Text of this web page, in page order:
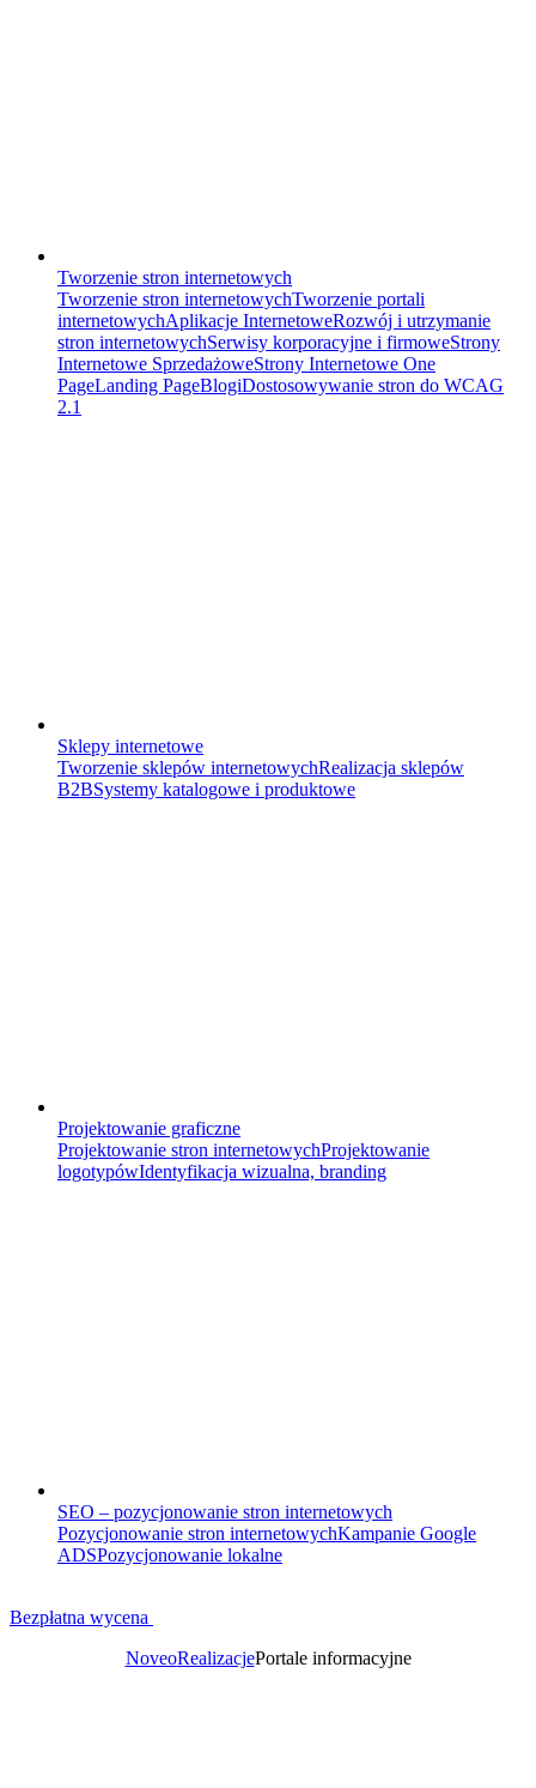
Tworzenie stron internetowych
Tworzenie stron internetowychTworzenie portali
internetowychAplikacje InternetoweRozwój i utrzymanie
stron internetowychSerwisy korporacyjne i firmoweStrony
Internetowe SprzedażoweStrony Internetowe One
PageLanding PageBlogiDostosowywanie stron do WCAG
2.1
Sklepy internetowe
Tworzenie sklepów internetowychRealizacja sklepów
B2BSystemy katalogowe i produktowe
Projektowanie graficzne
Projektowanie stron internetowychProjektowanie
logotypówIdentyfikacja wizualna, branding
SEO – pozycjonowanie stron internetowych
Pozycjonowanie stron internetowychKampanie Google
ADSPozycjonowanie lokalne
Bezpłatna wycena
NoveoRealizacjePortale informacyjne